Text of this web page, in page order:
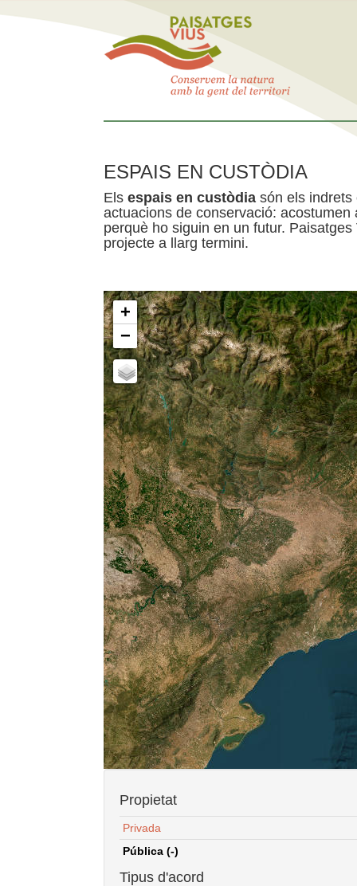
ESPAIS EN CUSTÒDIA
Els espais en custòdia són els indrets
actuacions de conservació:
perquè ho siguin en un futur.
projecte a llarg termini.
+
−
Propietat
Privada
Pública (-)
Tipus d'acord